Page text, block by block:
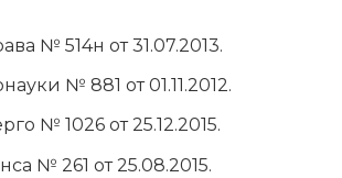
№ 514н от 31.07.2013.
№ 881 от 01.11.2012.
№ 1026 от 25.12.2015.
№ 261 от 25.08.2015.